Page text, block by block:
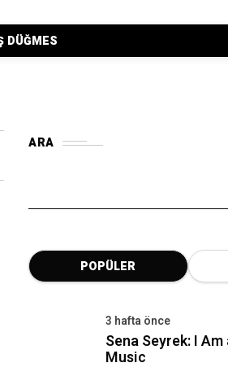
ARA
POPÜLER
3 hafta önce
Sena Seyrek: I
Music